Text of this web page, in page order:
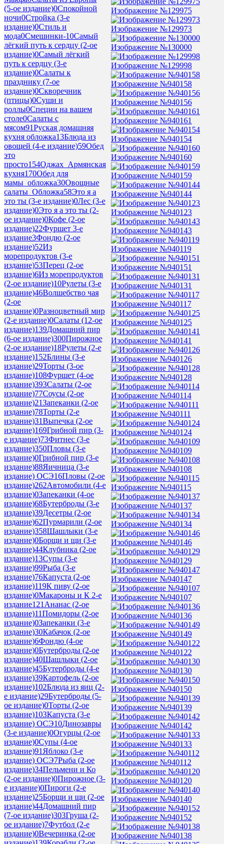
(5-ое издание)0Спокойной
ночи0Стройка (3-е
издание)0Стиль и
мода0Смешинки-10Самый
лёгкий путь к сердцу (2-ое
издание)0Самый лёгкий
путь к сердцу (3-е
издание)0Салаты к
празднику (7-ое
издание)0Скворечник
(птицы)0Суши и
роллы0Специи на вашем
столе0Салаты с
мясом91Руская домашняя
кухня обложка13Блюда из
овощей (4-е издание)59Обед
это
просто154Оджах_Армянская
кухня170Обед для
мамы_обложка30Овощные
салаты_Обложка58Это я а
это ты (3-е издание)0Лес (3-е
издание)0Это я а это ты (2-
ое издание)0Кофе (2-ое
издание)22Фуршет 3-е
издание3Фондю (2-ое
издание)52Из
морепродуктов (3-е
издание)53Перец (2-ое
издание)6Из морепродуктов
(2-ое издание)10Рулеты (3-е
издание)46Волшебство чая
(2-ое
издание)0Разноцветный мир
(2-е издание)0Салаты (12-ое
издание)139Домашний пир
(6-ое издание)300Пирожное
(2-ое издание)18Рулеты (2-е
издание)152Блины (3-е
издание)29Торты (3-ое
издание)108Фуршет (4-ое
издание)393Салаты (2-ое
издание)77Соусы (2-ое
издание)21Запеканки (2-ое
издание)78Торты (2-е
издание)31Выпечка (2-ое
издание)169Грибной пир (3-
е издание)73Фитнес (3-е
издание)350Пловы (3-е
издание)0Грибной пир (3-е
издание)88Яичница (3-е
издание) ОСЭ16Пловы (2-ое
издание)262Автомобили (4-е
издание)0Запеканки (4-ое
издание)68Бутерброды (3-е
издание)39Десетры (2-ое
издание)62Пурмарили (2-ое
издание)358Шашлыки (3-е
издание)0Борщи и щи (3-е
издание)44Клубника (2-ое
издание)13Супы (3-е
издание)99Рыба (3-е
издание)76Капуста (2-ое
издание)119К пиву (2-ое
издание)0Макароны и К 2-е
издание121Ананас (2-ое
издание)11Помидоры (2-ое
издание)0Запеканки (3-е
издание)30Кабачок (2-ое
издание)6Фондю (4-ое
издание)0Бутерброды (2-ое
издание)40Шашлыки (2-ое
издание)45Бутерброды (4-е
издание)39Картофель (2-ое
издание)102Блюда из яиц (2-
е издание)29Бутерброды (5-
ое издание)0Торты (2-ое
издание)103Капуста (3-е
издание) ОСЭ10Динозавры
(3-е издание)0Огурцы (2-ое
издание)0Супы (4-ое
издание)91Яблоко (3-е
издание) ОСЭ7Рыба (2-ое
издание)34Пельмени и Ко
(2-ое издание)0Пирожное (3-
е издание)0Пироги (2-е
издание)25Борщи и щи (2-ое
издание)44Домашний пир
(7-ое издание)303Груша (2-
ое издание)7Футбол (2-е
издание)0Вечеринка (2-ое
Изображение №129975
Изображение №129973
Изображение №130000
Изображение №129998
Изображение №940158
Изображение №940156
Изображение №940161
Изображение №940154
Изображение №940160
Изображение №940159
Изображение №940144
Изображение №940123
Изображение №940143
Изображение №940119
Изображение №940151
Изображение №940131
Изображение №940117
Изображение №940125
Изображение №940141
Изображение №940126
Изображение №940128
Изображение №940114
Изображение №940111
Изображение №940124
Изображение №940109
Изображение №940108
Изображение №940115
Изображение №940137
Изображение №940134
Изображение №940146
Изображение №940129
Изображение №940147
Изображение №940107
Изображение №940136
Изображение №940149
Изображение №940122
Изображение №940130
Изображение №940150
Изображение №940139
Изображение №940142
Изображение №940133
Изображение №940112
Изображение №940120
Изображение №940140
Изображение №940152
Изображение №940138